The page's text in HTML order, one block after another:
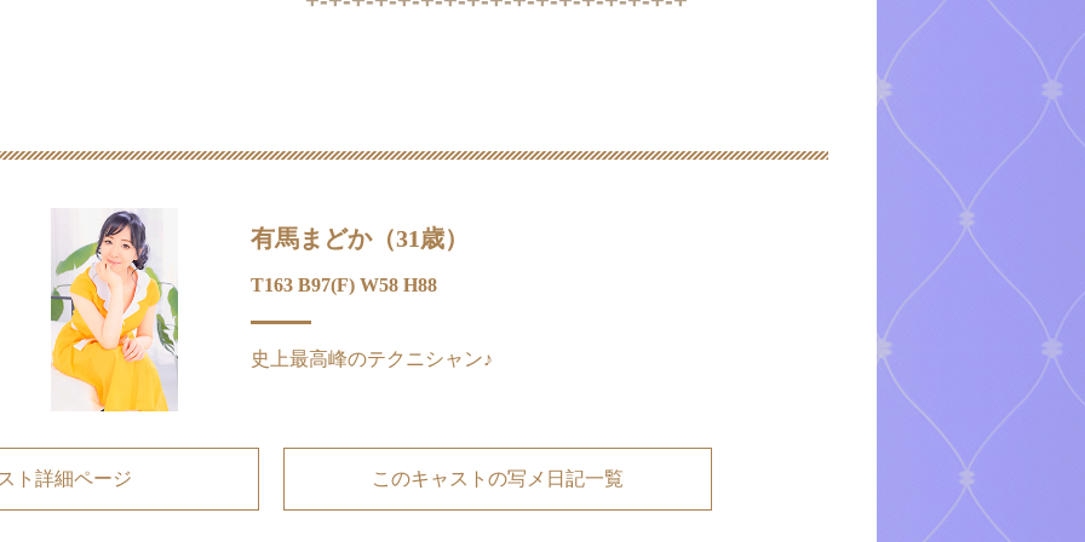
有馬まどか（31歳）
T163 B97(F) W58 H88
史上最高峰のテクニシャン♪
ト詳細ページ このキャストの写メ日記一覧